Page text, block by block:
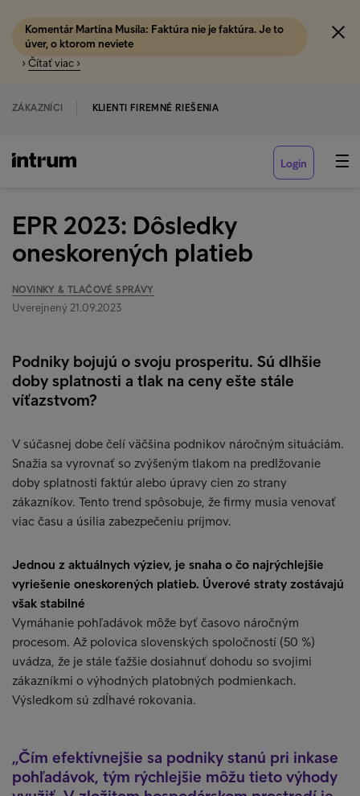
Komentár Martina Musila: Faktúra nie je faktúra. Je to
úver, o ktorom neviete
› Čítať viac ›
ZÁKAZNÍCI KLIENTI FIREMNÉ RIEŠENIA
Login
EPR 2023: Dôsledky
oneskorených platieb
NOVINKY & TLAČOVÉ SPRÁVY
Uverejnený 21.09.2023
Podniky bojujú o svoju prosperitu. Sú dlhšie
doby splatnosti a tlak na ceny ešte stále
víťazstvom?
V súčasnej dobe čelí väčšina podnikov náročným situáciám.
Snažia sa vyrovnať so zvýšeným tlakom na predlžovanie
doby splatnosti faktúr alebo úpravy cien zo strany
zákazníkov. Tento trend spôsobuje, že firmy musia venovať
viac času a úsilia zabezpečeniu príjmov.
Jednou z aktuálnych výziev, je snaha o čo najrýchlejšie
vyriešenie oneskorených platieb. Úverové straty zostávajú
však stabilné
Vymáhanie pohľadávok môže byť časovo náročným
procesom. Až polovica slovenských spoločností (50 %)
uvádza, že je stále ťažšie dosiahnuť dohodu so svojimi
zákazníkmi o výhodných platobných podmienkach.
Výsledkom sú zdĺhavé rokovania.
Čím efektívnejšie sa podniky stanú pri inkase
pohľadávok, tým rýchlejšie môžu tieto výhody